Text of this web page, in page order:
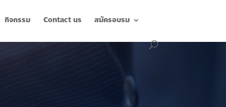
กิจกรรม Contact us สมัครอบรม